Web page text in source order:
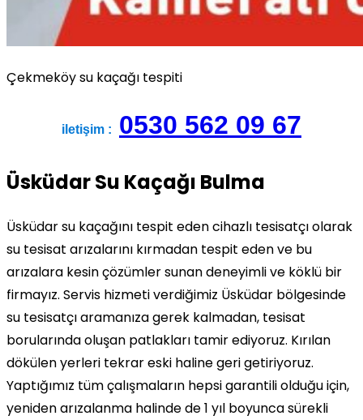
Çekmeköy su kaçağı tespiti
iletişim : 0530 562 09 67
Üsküdar Su Kaçağı Bulma
Üsküdar su kaçağını tespit eden cihazlı tesisatçı olarak
su tesisat arızalarını kırmadan tespit eden ve bu
arızalara kesin çözümler sunan deneyimli ve köklü bir
firmayız. Servis hizmeti verdiğimiz Üsküdar bölgesinde
su tesisatçı aramanıza gerek kalmadan, tesisat
borularında oluşan patlakları tamir ediyoruz. Kırılan
dökülen yerleri tekrar eski haline geri getiriyoruz.
Yaptığımız tüm çalışmaların hepsi garantili olduğu için,
yeniden arızalanma halinde de 1 yıl boyunca sürekli